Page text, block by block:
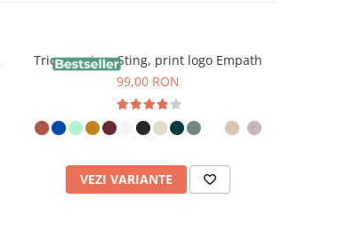
Tricou unisex Sting, print logo Empath
99,00 RON
VEZI VARIANTE